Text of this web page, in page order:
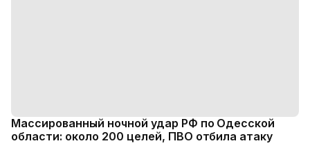
Массированный ночной удар РФ по Одесской
области: около 200 целей, ПВО отбила атаку